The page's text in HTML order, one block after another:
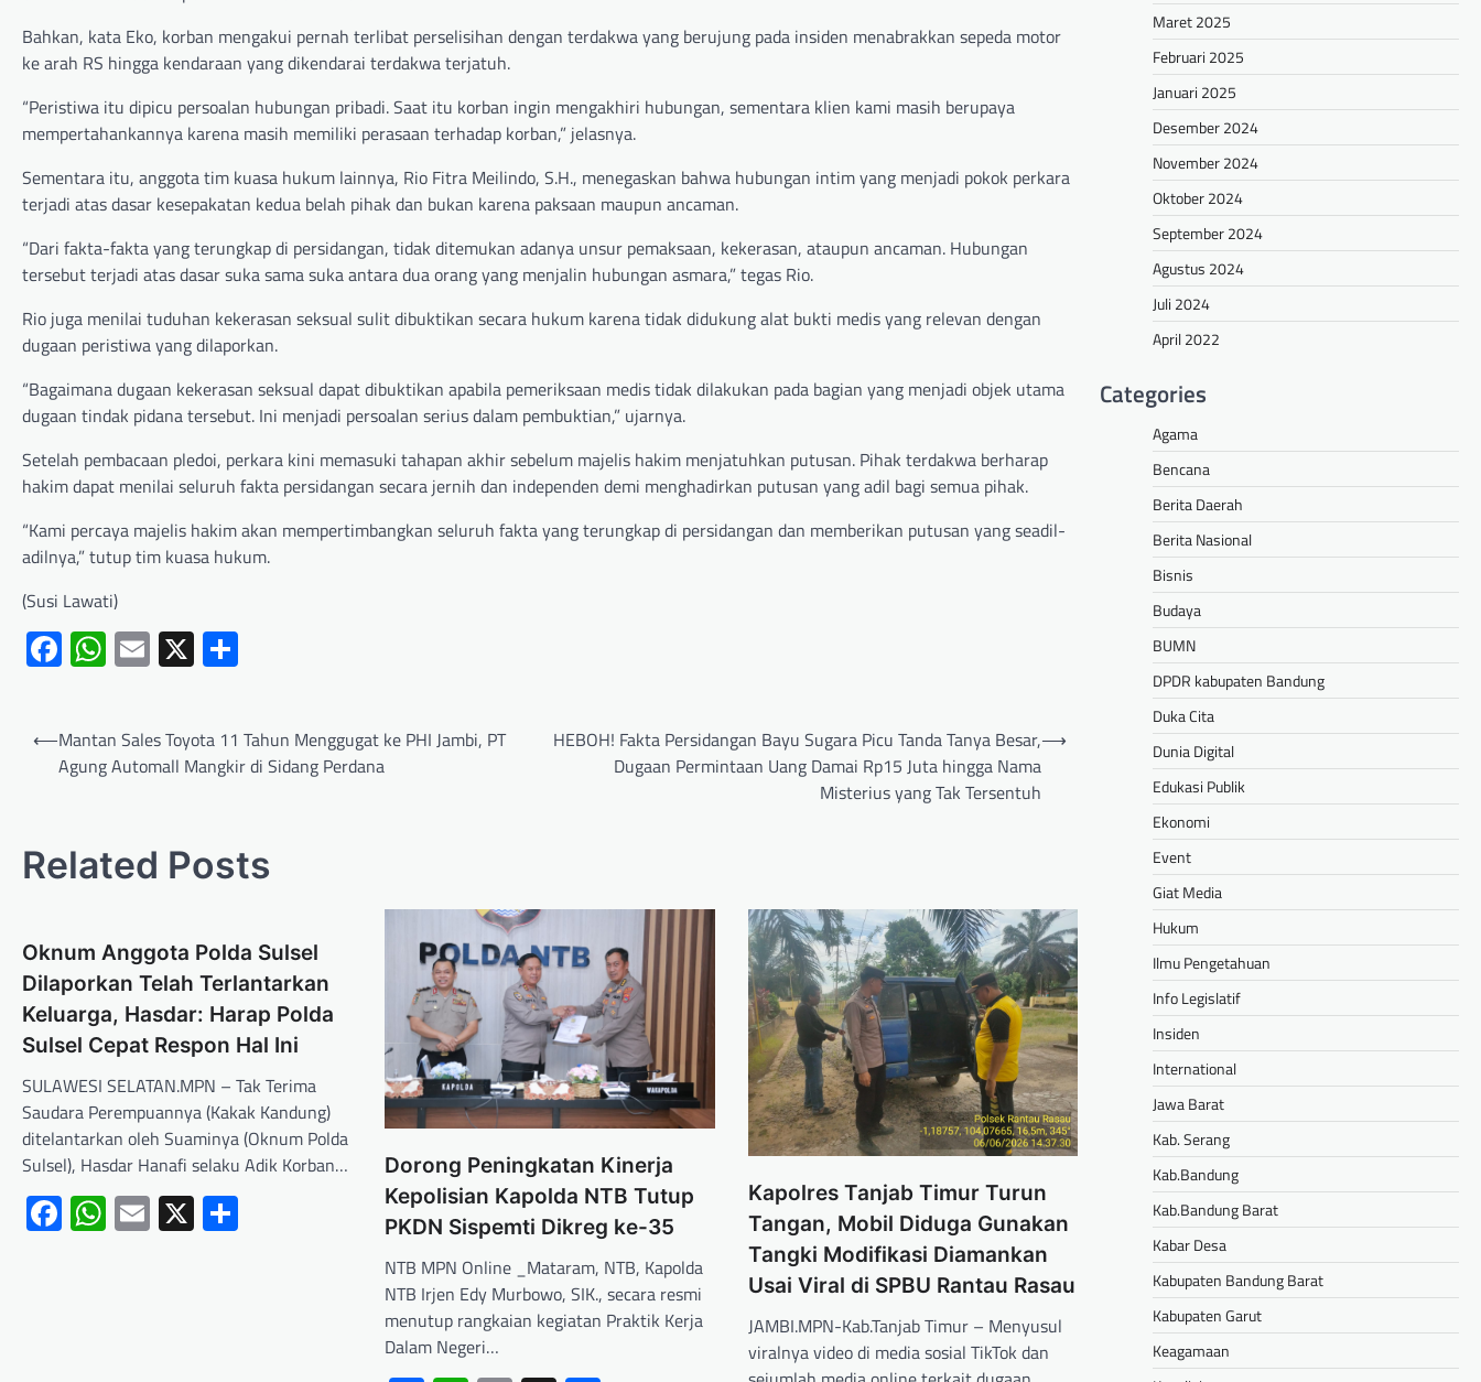
Bahkan, kata Eko, korban mengakui pernah terlibat perselisihan dengan terdakwa yang berujung pada insiden menabrakkan sepeda motor
ke arah RS hingga kendaraan yang dikendarai terdakwa terjatuh.
“Peristiwa itu dipicu persoalan hubungan pribadi. Saat itu korban ingin mengakhiri hubungan, sementara klien kami masih berupaya
mempertahankannya karena masih memiliki perasaan terhadap korban,” jelasnya.
Sementara itu, anggota tim kuasa hukum lainnya, Rio Fitra Meilindo, S.H., menegaskan bahwa hubungan intim yang menjadi pokok perkara
terjadi atas dasar kesepakatan kedua belah pihak dan bukan karena paksaan maupun ancaman.
“Dari fakta-fakta yang terungkap di persidangan, tidak ditemukan adanya unsur pemaksaan, kekerasan, ataupun ancaman. Hubungan
tersebut terjadi atas dasar suka sama suka antara dua orang yang menjalin hubungan asmara,” tegas Rio.
Rio juga menilai tuduhan kekerasan seksual sulit dibuktikan secara hukum karena tidak didukung alat bukti medis yang relevan dengan
dugaan peristiwa yang dilaporkan.
“Bagaimana dugaan kekerasan seksual dapat dibuktikan apabila pemeriksaan medis tidak dilakukan pada bagian yang menjadi objek utama
dugaan tindak pidana tersebut. Ini menjadi persoalan serius dalam pembuktian,” ujarnya.
Setelah pembacaan pledoi, perkara kini memasuki tahapan akhir sebelum majelis hakim menjatuhkan putusan. Pihak terdakwa berharap
hakim dapat menilai seluruh fakta persidangan secara jernih dan independen demi menghadirkan putusan yang adil bagi semua pihak.
“Kami percaya majelis hakim akan mempertimbangkan seluruh fakta yang terungkap di persidangan dan memberikan putusan yang seadil-
adilnya,” tutup tim kuasa hukum.
(Susi Lawati)
Facebook
WhatsApp
Email
X
⟵Mantan Sales Toyota 11 Tahun Menggugat ke PHI Jambi, PT
Agung Automall Mangkir di Sidang Perdana
HEBOH! Fakta Persidangan Bayu Sugara Picu Tanda Tanya Besar,
Dugaan Permintaan Uang Damai Rp15 Juta hingga Nama
Misterius yang Tak Tersentuh
⟶
Related Posts
Oknum Anggota Polda Sulsel
Dilaporkan Telah Terlantarkan
Keluarga, Hasdar: Harap Polda
Sulsel Cepat Respon Hal Ini
SULAWESI SELATAN.MPN – Tak Terima
Saudara Perempuannya (Kakak Kandung)
ditelantarkan oleh Suaminya (Oknum Polda
Sulsel), Hasdar Hanafi selaku Adik Korban…
Facebook
WhatsApp
Email
X
Dorong Peningkatan Kinerja
Kepolisian Kapolda NTB Tutup
PKDN Sispemti Dikreg ke-35
NTB MPN Online _Mataram, NTB, Kapolda
NTB Irjen Edy Murbowo, SIK., secara resmi
menutup rangkaian kegiatan Praktik Kerja
Dalam Negeri…
Kapolres Tanjab Timur Turun
Tangan, Mobil Diduga Gunakan
Tangki Modifikasi Diamankan
Usai Viral di SPBU Rantau Rasau
JAMBI.MPN-Kab.Tanjab Timur – Menyusul
viralnya video di media sosial TikTok dan
Maret 2025
Februari 2025
Januari 2025
Desember 2024
November 2024
Oktober 2024
September 2024
Agustus 2024
Juli 2024
April 2022
Categories
Agama
Bencana
Berita Daerah
Berita Nasional
Bisnis
Budaya
BUMN
DPDR kabupaten Bandung
Duka Cita
Dunia Digital
Edukasi Publik
Ekonomi
Event
Giat Media
Hukum
Ilmu Pengetahuan
Info Legislatif
Insiden
International
Jawa Barat
Kab. Serang
Kab.Bandung
Kab.Bandung Barat
Kabar Desa
Kabupaten Bandung Barat
Kabupaten Garut
Keagamaan